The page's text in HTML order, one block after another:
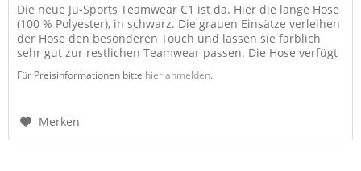
Die neue Ju-Sports Teamwear C1 ist da. Hier die lange Hose
(100 % Polyester), in schwarz. Die grauen Einsätze verleihen
der Hose den besonderen Touch und lassen sie farblich
sehr gut zur restlichen Teamwear passen. Die Hose verfügt
Für Preisinformationen bitte hier anmelden.
Merken